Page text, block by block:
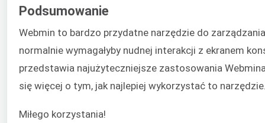
Podsumowanie
Webmin to bardzo przydatne narzędzie do
normalnie wymagałyby nudnej interakcji z ekranem
przedstawia najużyteczniejsze zastosowania
się więcej o tym, jak najlepiej wykorzystać to
Miłego korzystania!